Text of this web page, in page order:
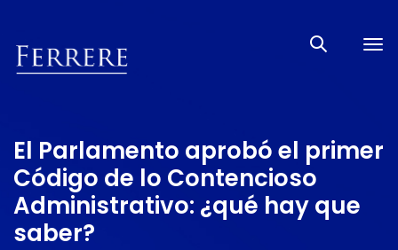
El Parlamento aprobó el primer
Código de lo Contencioso
Administrativo: ¿qué hay que
saber?